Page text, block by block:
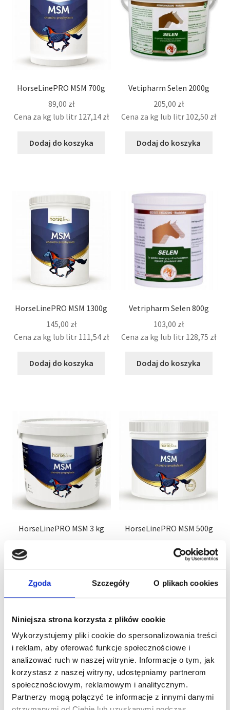
Zgoda Szczegóły O plikach cookies
Niniejsza strona korzysta z plików cookie
Wykorzystujemy pliki cookie do spersonalizowania treści
i reklam, aby oferować funkcje społecznościowe i
analizować ruch w naszej witrynie. Informacje o tym, jak
korzystasz z naszej witryny, udostępniamy partnerom
społecznościowym, reklamowym i analitycznym.
Partnerzy mogą połączyć te informacje z innymi danymi
HorseLinePRO MSM 700g
89,00 zł
Cena za kg lub litr 127,14 zł
Dodaj do koszyka
Vetipharm Selen 2000g
205,00 zł
Cena za kg lub litr 102,50 zł
Dodaj do koszyka
HorseLinePRO MSM 1300g
145,00 zł
Cena za kg lub litr 111,54 zł
Dodaj do koszyka
Vetripharm Selen 800g
103,00 zł
Cena za kg lub litr 128,75 zł
Dodaj do koszyka
HorseLinePRO MSM 3 kg
Cena za kg lub litr
Dodaj do koszyka
HorseLinePRO MSM 500g
Cena za kg lub litr118,00zł
Dodaj do koszyka